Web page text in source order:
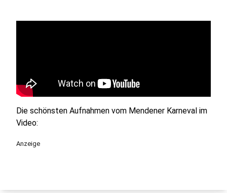
Die schönsten Aufnahmen vom Mendener Karneval im
Video:
Anzeige